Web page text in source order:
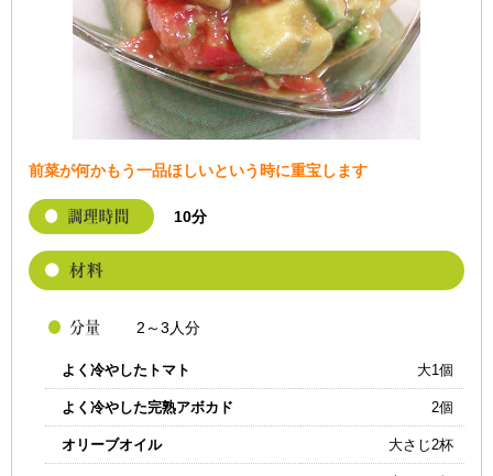
前菜が何かもう一品ほしいという時に重宝します
10分
2～3人分
よく冷やしたトマト 大1個
よく冷やした完熟アボカド 2個
オリーブオイル 大さじ2杯